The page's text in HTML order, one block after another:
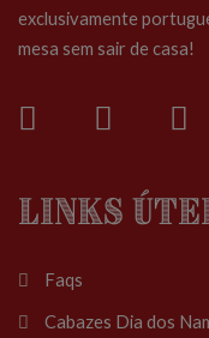
exclusivamente
mesa sem sair de casa!
Links
Faqs
Cabazes Dia dos